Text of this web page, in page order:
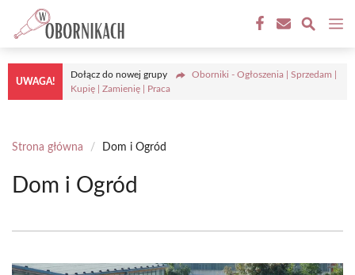
Przejdź
treści
UWAGA!
Dołącz do nowej grupy
Oborniki - Ogłoszenia | Sprzedam |
Kupię | Zamienię | Praca
Strona główna / Dom i Ogród
Dom i Ogród